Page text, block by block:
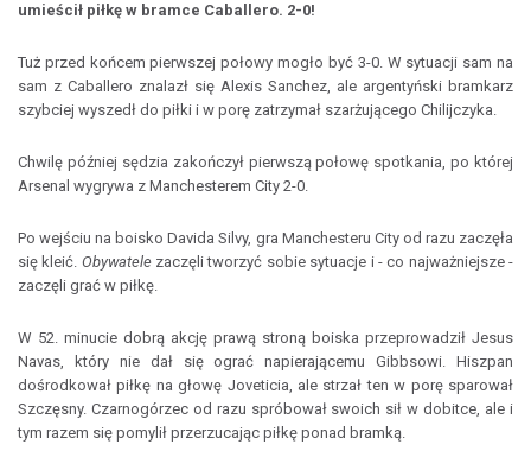
umieścił piłkę w bramce Caballero. 2-0!
Tuż przed końcem pierwszej połowy mogło być 3-0. W sytuacji sam na
sam z Caballero znalazł się Alexis Sanchez, ale argentyński bramkarz
szybciej wyszedł do piłki i w porę zatrzymał szarżującego Chilijczyka.
Chwilę później sędzia zakończył pierwszą połowę spotkania, po której
Arsenal wygrywa z Manchesterem City 2-0.
Po wejściu na boisko Davida Silvy, gra Manchesteru City od razu zaczęła
się kleić. Obywatelezaczęli tworzyć sobie sytuacje i - co najważniejsze -
zaczęli grać w piłkę.
W 52. minucie dobrą akcję prawą stroną boiska przeprowadził Jesus
Navas, który nie dał się ograć napierającemu Gibbsowi. Hiszpan
dośrodkował piłkę na głowę Joveticia, ale strzał ten w porę sparował
Szczęsny. Czarnogórzec od razu spróbował swoich sił w dobitce, ale i
tym razem się pomylił przerzucając piłkę ponad bramką.